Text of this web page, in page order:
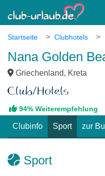
Startseite Clubhotels
Nana Golden
Griechenland, Kreta
94% Weiterempfehlung
Clubinfo Sport zur
Sport